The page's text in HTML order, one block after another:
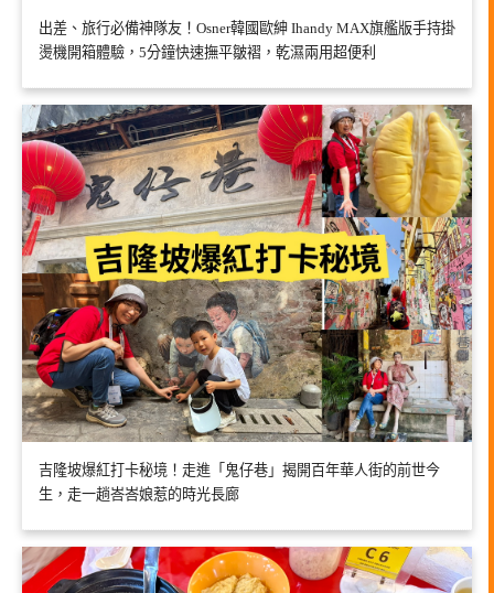
出差、旅行必備神隊友！Osner韓國歐紳 Ihandy MAX旗艦版手持掛
燙機開箱體驗，5分鐘快速撫平皺褶，乾濕兩用超便利
吉隆坡爆紅打卡秘境！走進「鬼仔巷」揭開百年華人街的前世今
生，走一趟峇峇娘惹的時光長廊